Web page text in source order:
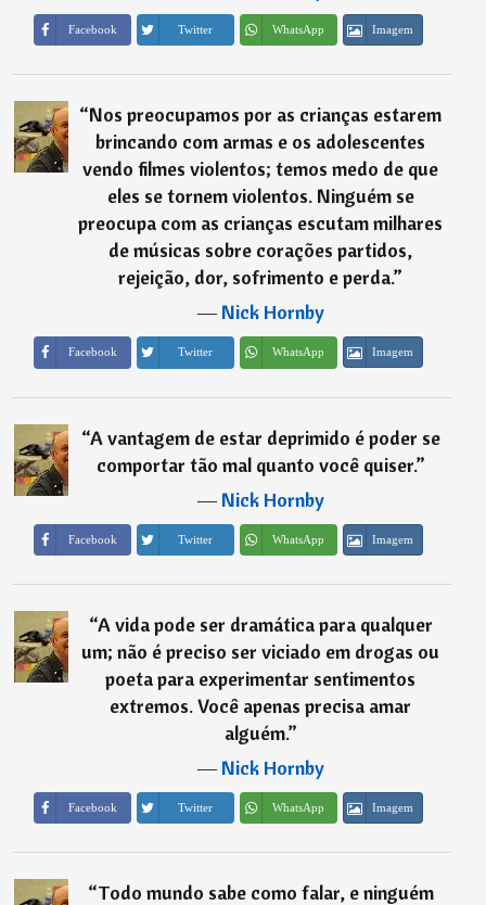
Facebook Twitter WhatsApp Imagem
“Nos preocupamos por as crianças estarem
brincando com armas e os adolescentes
vendo filmes violentos; temos medo de que
eles se tornem violentos. Ninguém se
preocupa com as crianças escutam milhares
de músicas sobre corações partidos,
rejeição, dor, sofrimento e perda.”
―Nick Hornby
Facebook Twitter WhatsApp Imagem
“A vantagem de estar deprimido é poder se
comportar tão mal quanto você quiser.”
―Nick Hornby
Facebook Twitter WhatsApp Imagem
“A vida pode ser dramática para qualquer
um; não é preciso ser viciado em drogas ou
poeta para experimentar sentimentos
extremos. Você apenas precisa amar
alguém.”
―Nick Hornby
Facebook Twitter WhatsApp Imagem
“Todo mundo sabe como falar, e ninguém